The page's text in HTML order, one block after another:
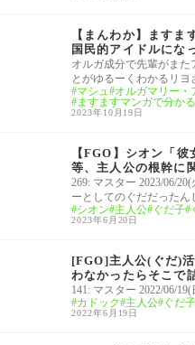
【まんわか】ます
国民的アイドルにな
オルガ成分で先輩がまた
とがゆるーくわかるリヨ
マシュ
オルガマリー・
ますますマンガで分かる
2023年10月19日
【FGO】シオン「
等、主人公の根幹に
269: マスター 2023/06/
ーとしてのぐだだったん
シオン 主人公 ぐだ子
2023年6月20日
[FGO]主人公(ぐだ)
わなかったらそこで
141: マスター 2022/06/19(
カドック 主人公 ぐだ子
2022年6月19日